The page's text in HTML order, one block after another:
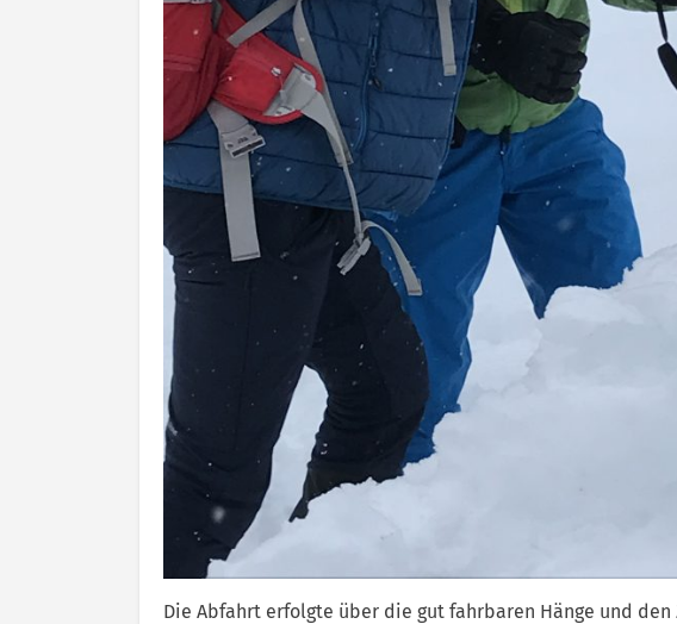
Die Abfahrt erfolgte über die gut fahrbaren Hänge und den